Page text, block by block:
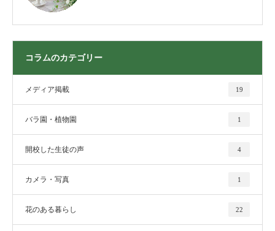
コラムのカテゴリー
メディア掲載 19
バラ園・植物園 1
開校した生徒の声 4
カメラ・写真 1
花のある暮らし 22